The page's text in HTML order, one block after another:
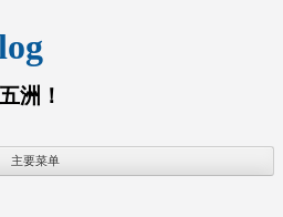
洲！
主要菜单